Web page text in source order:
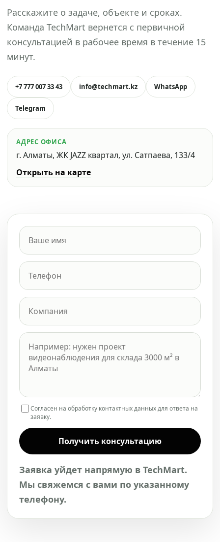
Расскажите о задаче, объекте и сроках.
Команда TechMart вернется с первичной
консультацией в рабочее время в течение 15
минут.
+7 777 007 33 43 info@techmart.kz WhatsApp
Telegram
АДРЕС ОФИСА
г. Алматы, ЖК JAZZ квартал, ул. Сатпаева, 133/4
Открыть на карте
Согласен на обработку контактных данных для ответа на
заявку.
Получить консультацию
Заявка уйдет напрямую в TechMart.
Мы свяжемся с вами по указанному
телефону.